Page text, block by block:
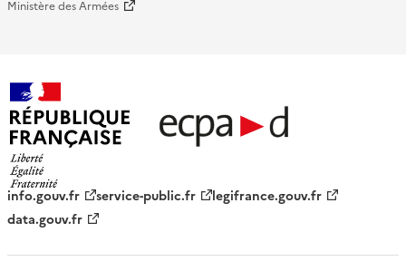
Ministère des Armées
française - ECPAD
info.gouv.fr service-public.fr
legifrance.gouv.fr
data.gouv.fr